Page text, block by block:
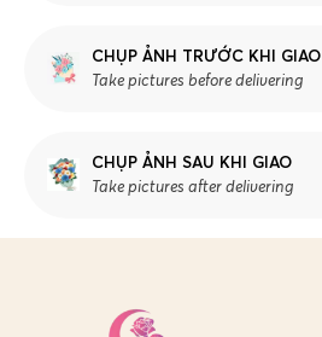
CHỤP ẢNH TRƯỚC KHI GIAO
Take pictures before delivering
CHỤP ẢNH SAU KHI GIAO
Take pictures after delivering